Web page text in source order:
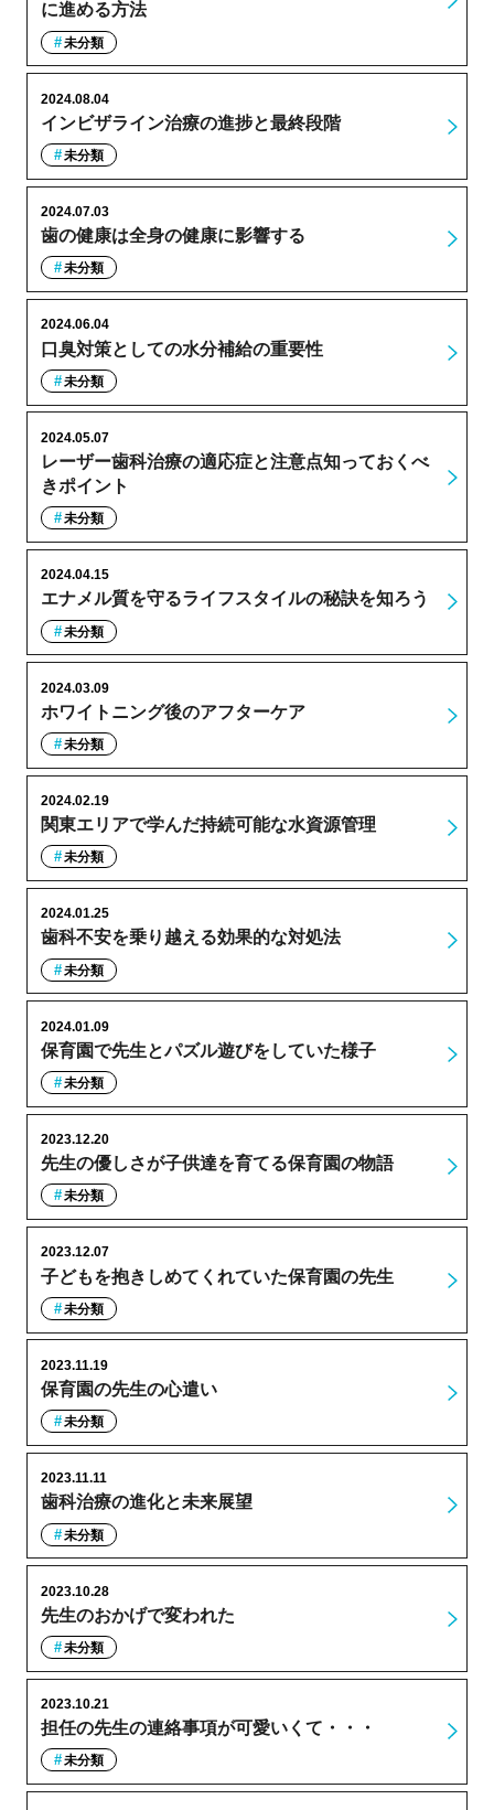
に進める方法
未分類
インビザライン治療の進捗と最終段階
2024.08.04
未分類
歯の健康は全身の健康に影響する
2024.07.03
未分類
口臭対策としての水分補給の重要性
2024.06.04
未分類
レーザー歯科治療の適応症と注意点知っておくべ
きポイント
2024.05.07
未分類
エナメル質を守るライフスタイルの秘訣を知ろう
2024.04.15
未分類
ホワイトニング後のアフターケア
2024.03.09
未分類
関東エリアで学んだ持続可能な水資源管理
2024.02.19
未分類
歯科不安を乗り越える効果的な対処法
2024.01.25
未分類
保育園で先生とパズル遊びをしていた様子
2024.01.09
未分類
先生の優しさが子供達を育てる保育園の物語
2023.12.20
未分類
子どもを抱きしめてくれていた保育園の先生
2023.12.07
未分類
保育園の先生の心遣い
2023.11.19
未分類
歯科治療の進化と未来展望
2023.11.11
未分類
先生のおかげで変われた
2023.10.28
未分類
担任の先生の連絡事項が可愛いくて・・・
2023.10.21
未分類